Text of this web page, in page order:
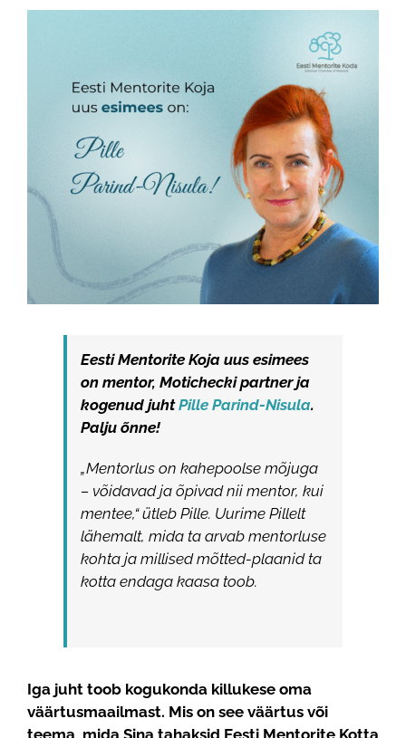
Eesti Mentorite Koja uus esimees
on mentor, Motichecki partner ja
kogenud juhtPille Parind-Nisula.
Palju õnne!
„Mentorlus on kahepoolse mõjuga
– võidavad ja õpivad nii mentor, kui
mentee,“ ütleb Pille. Uurime Pillelt
lähemalt, mida ta arvab mentorluse
kohta ja millised mõtted-plaanid ta
kotta endaga kaasa toob.
Iga juht toob kogukonda killukese oma
väärtusmaailmast. Mis on see väärtus või